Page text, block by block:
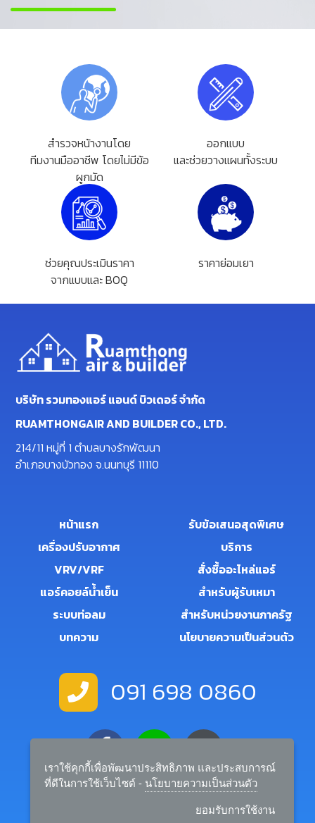
สำรวจหน้างานโดย
ทีมงานมืออาชีพ โดยไม่มีข้อ
ผูกมัด
ออกแบบ
และช่วยวางแผนทั้งระบบ
ช่วยคุณประเมินราคา
จากแบบและ BOQ
ราคาย่อมเยา
บริษัท รวมทองแอร์ แอนด์ บิวเดอร์ จำกัด
RUAMTHONGAIR AND BUILDER CO., LTD.
214/11 หมู่ที่ 1 ตำบลบางรักพัฒนา
อำเภอบางบัวทอง จ.นนทบุรี 11110
หน้าแรก
เครื่องปรับอากาศ
VRV/VRF
แอร์คอยล์น้ำเย็น
ระบบท่อลม
บทความ
รับข้อเสนอสุดพิเศษ
บริการ
สั่งซื้ออะไหล่แอร์
สำหรับผู้รับเหมา
สำหรับหน่วยงานภาครัฐ
นโยบายความเป็นส่วนตัว
091 698 0860
salemanager.rtairandbuilder@gmail.com
เราใช้คุกกี้เพื่อพัฒนาประสิทธิภาพ และประสบการณ์
ที่ดีในการใช้เว็บไซต์ - นโยบายความเป็นส่วนตัว
ยอมรับการใช้งาน